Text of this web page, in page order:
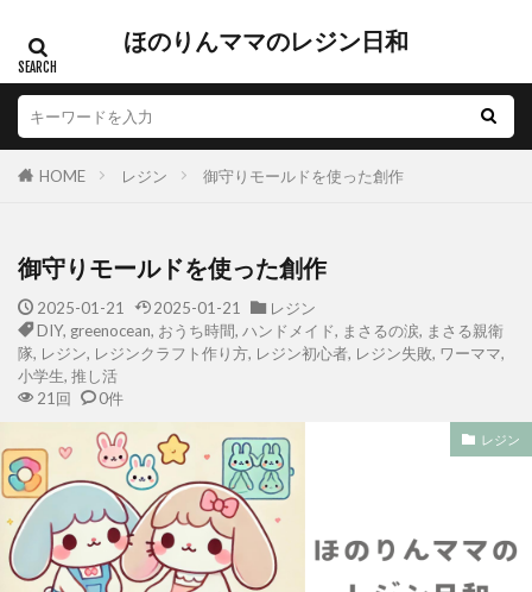
ほのりんママのレジン日和
HOME レジン 御守りモールドを使った創作
御守りモールドを使った創作
2025-01-21 2025-01-21
レジン
DIY, greenocean, おうち時間, ハンドメイド, まさるの涙, まさる親衛
隊, レジン, レジンクラフト作り方, レジン初心者, レジン失敗, ワーママ,
小学生, 推し活
21回
0件
レジン